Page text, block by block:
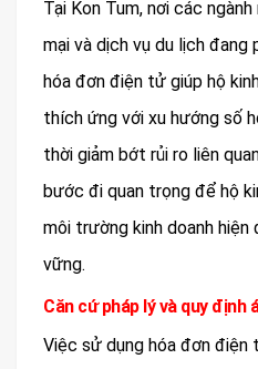
Tại Kon Tum, nơi các
mại và dịch vụ du lịch
hóa đơn điện tử giúp hộ
thích ứng với xu hướng số
thời giảm bớt rủi ro liên
bước đi quan trọng để hộ
môi trường kinh doanh hiện
vững.
Căn cứ pháp lý và quy định
Việc sử dụng hóa đơn điện